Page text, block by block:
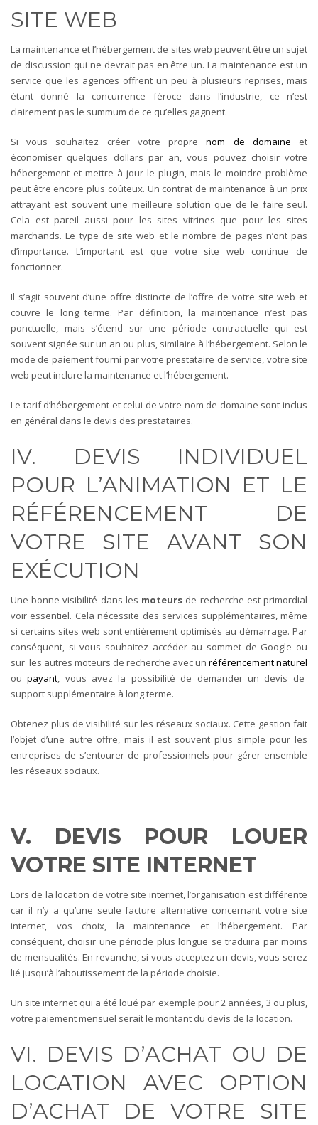
SITE WEB
La maintenance et l’hébergement de sites web peuvent être un sujet
de discussion qui ne devrait pas en être un. La maintenance est un
service que les agences offrent un peu à plusieurs reprises, mais
étant donné la concurrence féroce dans l’industrie, ce n’est
clairement pas le summum de ce qu’elles gagnent.
Si vous souhaitez créer votre proprenom de domaine
et
économiser quelques dollars par an, vous pouvez choisir votre
hébergement et mettre à jour le plugin, mais le moindre problème
peut être encore plus coûteux. Un contrat de maintenance à un prix
attrayant est souvent une meilleure solution que de le faire seul.
Cela est pareil aussi pour les sites vitrines que pour les sites
marchands. Le type de site web et le nombre de pages n’ont pas
d’importance. L’important est que votre site web continue de
fonctionner.
Il s’agit souvent d’une offre distincte de l’offre de votre site web et
couvre le long terme. Par définition, la maintenance n’est pas
ponctuelle, mais s’étend sur une période contractuelle qui est
souvent signée sur un an ou plus, similaire à l’hébergement. Selon le
mode de paiement fourni par votre prestataire de service, votre site
web peut inclure la maintenance et l’hébergement.
Le tarif d’hébergement et celui de votre nom de domaine sont inclus
en général dans le devis des prestataires.
IV. DEVIS INDIVIDUEL
POUR L’ANIMATION ET LE
RÉFÉRENCEMENT DE
VOTRE SITE AVANT SON
EXÉCUTION
Une bonne visibilité dans les moteurs de recherche est primordial
voir essentiel. Cela nécessite des services supplémentaires, même
si certains sites web sont entièrement optimisés au démarrage. Par
conséquent, si vous souhaitez accéder au sommet de Google ou
sur les autres moteurs de recherche avec un référencement naturel
oupayant, vous avez la possibilité de demander un devis de
support supplémentaire à long terme.
Obtenez plus de visibilité sur les réseaux sociaux. Cette gestion fait
l’objet d’une autre offre, mais il est souvent plus simple pour les
entreprises de s’entourer de professionnels pour gérer ensemble
les réseaux sociaux.
V. DEVIS POUR LOUER
VOTRE SITE INTERNET
Lors de la location de votre site internet, l’organisation est différente
car il n’y a qu’une seule facture alternative concernant votre site
internet, vos choix, la maintenance et l’hébergement. Par
conséquent, choisir une période plus longue se traduira par moins
de mensualités. En revanche, si vous acceptez un devis, vous serez
lié jusqu’à l’aboutissement de la période choisie.
Un site internet qui a été loué par exemple pour 2 années, 3 ou plus,
votre paiement mensuel serait le montant du devis de la location.
VI. DEVIS D’ACHAT OU DE
LOCATION AVEC OPTION
D’ACHAT DE VOTRE SITE